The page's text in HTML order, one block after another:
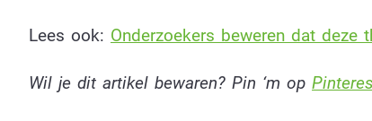
Lees ook: Onderzoekers beweren dat deze
Wil je dit artikel bewaren? Pin ‘m op